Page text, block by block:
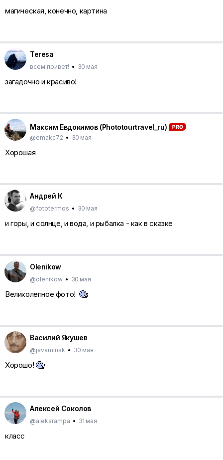
магическая, конечно, картина
Teresa
всем привет! • 30 мая
загадочно и красиво!
Максим Евдокимов (Phototourtravel_ru)
@emakc72 • 30 мая
Хорошая
Андрей К
@fototermos • 30 мая
и горы, и солнце, и вода, и рыбалка - как в сказке
Olenikow
@olenikow • 30 мая
Великолепное фото!
Василий Якушев
@javaminsk • 30 мая
Хорошо!
Алексей Соколов
@aleksrampa • 31 мая
класс